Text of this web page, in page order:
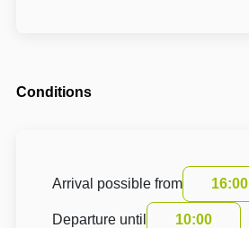
Conditions
Arrival possible from 16:00
Departure until
10:00